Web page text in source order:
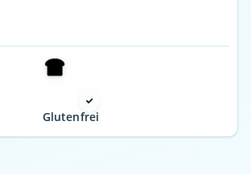
Glutenfrei